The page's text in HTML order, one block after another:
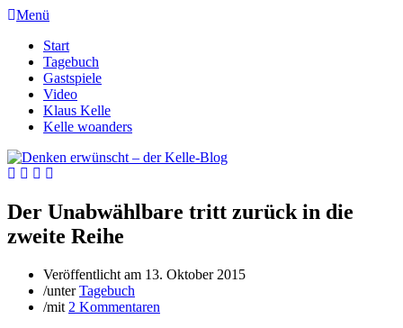
Menü
Start
Tagebuch
Gastspiele
Video
Klaus Kelle
Kelle woanders
Der Unabwählbare tritt zurück in die
zweite Reihe
Veröffentlicht am 13. Oktober 2015
/unterTagebuch
/mit 2 Kommentaren